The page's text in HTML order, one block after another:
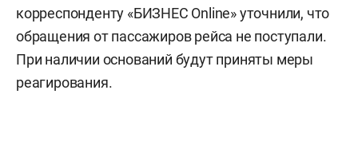
корреспонденту «БИЗНЕС Online» уточнили, что
обращения от пассажиров рейса не поступали.
При наличии оснований будут приняты меры
реагирования.